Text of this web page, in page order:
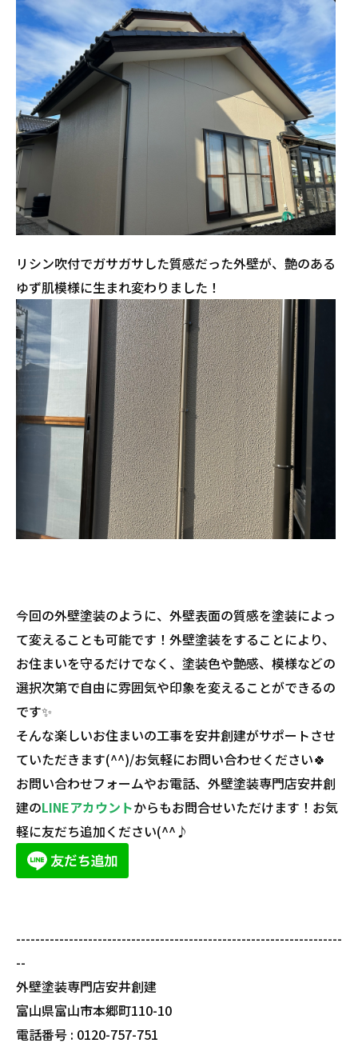
リシン吹付でガサガサした質感だった外壁が、艶のある
ゆず肌模様に生まれ変わりました！
今回の外壁塗装のように、外壁表面の質感を塗装によっ
て変えることも可能です！外壁塗装をすることにより、
お住まいを守るだけでなく、塗装色や艶感、模様などの
選択次第で自由に雰囲気や印象を変えることができるの
です✨
そんな楽しいお住まいの工事を安井創建がサポートさせ
ていただきます(^^)/お気軽にお問い合わせください🍀
お問い合わせフォームやお電話、外壁塗装専門店安井創
建のLINEアカウントからもお問合せいただけます！お気
軽に友だち追加ください(^^♪
--------------------------------------------------------------------
--
外壁塗装専門店安井創建
富山県富山市本郷町110-10
電話番号 : 0120-757-751